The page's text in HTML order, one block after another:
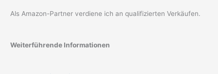
Als Amazon-Partner verdiene ich an qualifizierten Verkäufen.
Weiterführende Informationen